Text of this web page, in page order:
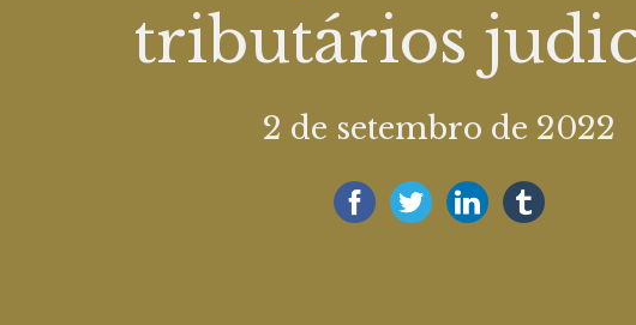
tributários
2 de setembro de 2022